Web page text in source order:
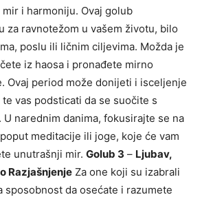
i harmoniju. Ovaj golub
za ravnotežom u vašem životu, bilo
poslu ili ličnim ciljevima. Možda je
iz haosa i pronađete mirno
Ovaj period može donijeti i isceljenje
vas podsticati da se suočite s
narednim danima, fokusirajte se na
meditacije ili joge, koje će vam
unutrašnji mir. Golub 3 – Ljubav,
Razjašnjenje Za one koji su izabrali
sposobnost da osećate i razumete